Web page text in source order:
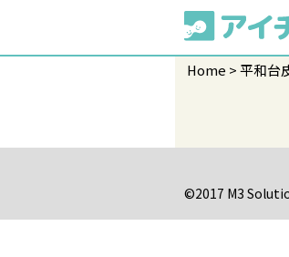
Home 平和台
©2017 M3